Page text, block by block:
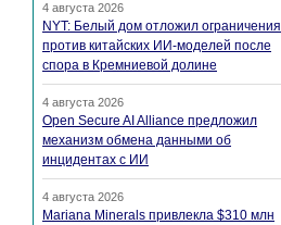
4 августа 2026
NYT: Белый дом отложил ограничения
против китайских ИИ-моделей после
спора в Кремниевой долине
4 августа 2026
Open Secure AI Alliance предложил
механизм обмена данными об
инцидентах с ИИ
4 августа 2026
Mariana Minerals привлекла $310 млн